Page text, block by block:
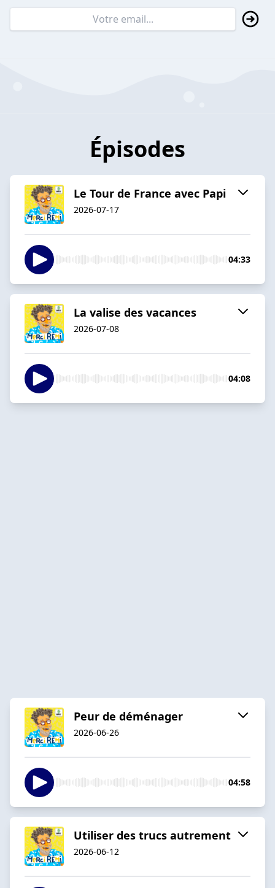
Épisodes
Le Tour de France avec Papi
2026-07-17
04:33
La valise des vacances
2026-07-08
04:08
Peur de déménager
2026-06-26
04:58
Utiliser des trucs autrement
2026-06-12